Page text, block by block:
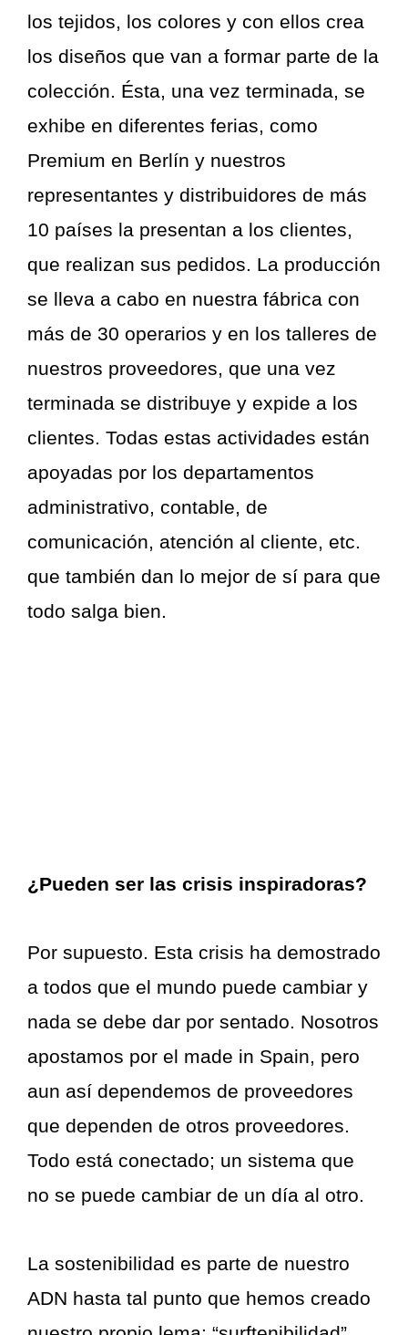
los tejidos, los colores y con ellos crea
los diseños que van a formar parte de la
colección. Ésta, una vez terminada, se
exhibe en diferentes ferias, como
Premium en Berlín y nuestros
representantes y distribuidores de más
10 países la presentan a los clientes,
que realizan sus pedidos. La producción
se lleva a cabo en nuestra fábrica con
más de 30 operarios y en los talleres de
nuestros proveedores, que una vez
terminada se distribuye y expide a los
clientes. Todas estas actividades están
apoyadas por los departamentos
administrativo, contable, de
comunicación, atención al cliente, etc.
que también dan lo mejor de sí para que
todo salga bien.
¿Pueden ser las crisis inspiradoras?
Por supuesto. Esta crisis ha demostrado
a todos que el mundo puede cambiar y
nada se debe dar por sentado. Nosotros
apostamos por el made in Spain, pero
aun así dependemos de proveedores
que dependen de otros proveedores.
Todo está conectado; un sistema que
no se puede cambiar de un día al otro.
La sostenibilidad es parte de nuestro
ADN hasta tal punto que hemos creado